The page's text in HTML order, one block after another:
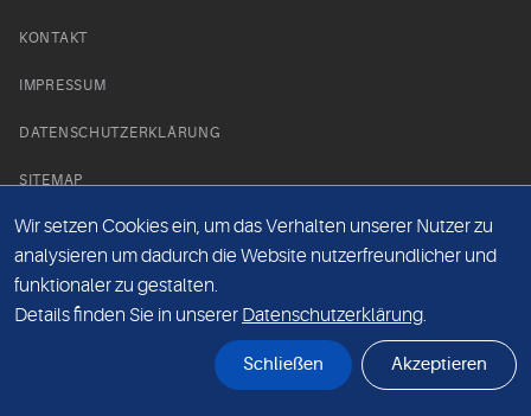
KONTAKT
IMPRESSUM
DATENSCHUTZERKLÄRUNG
SITEMAP
NEWS PARTNER
Wir setzen Cookies ein, um das Verhalten unserer Nutzer zu
analysieren um dadurch die Website nutzerfreundlicher und
funktionaler zu gestalten.
Details finden Sie in unserer Datenschutzerklärung.
Schließen Akzeptieren